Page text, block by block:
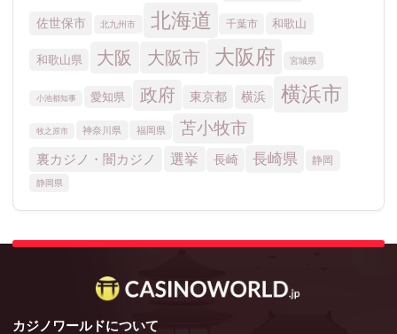
カジノワールドについて